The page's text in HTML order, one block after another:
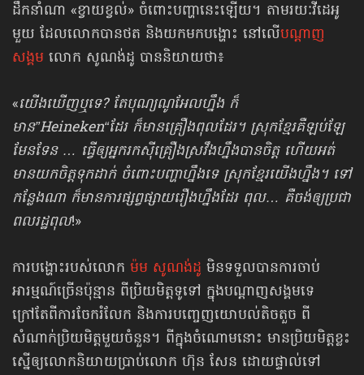
ដឹកនាំណា «ខ្វាយខ្វល់» ចំពោះបញ្ហានេះឡើយ។ តាមរយៈវីដេអូ
មួយ ដែលលោកបានថត និងយកមកបង្ហោះ នៅលើបណ្ដាញ
សង្គម លោក សូណង់ដូ បាននិយាយថា៖
«យើងឃើញឬទេ? តែបុណ្យណូអែលហ្នឹង ក៏
មាន”Heineken“ដែរ ក៏មានគ្រឿងពុលដែរ។ ស្រុកខ្មែរគឺឡប់ឡែ
មែនទែន … ធ្វើឲ្យអ្នករកស៊ីគ្រឿងស្រវឹងហ្នឹងបានចិត្ត ហើយអត់
មានយកចិត្តទុកដាក់ ចំពោះបញ្ហាហ្នឹងទេ ស្រុកខ្មែរយើងហ្នឹង។ ទៅ
កន្លែងណា ក៏មានការផ្សព្វផ្សាយរឿងហ្នឹងដែរ ពុល… គឺចង់ឲ្យប្រជា
ពលរដ្ឋពុល!»
ការបង្ហោះរបស់លោក ម៉ម សូណង់ដូ មិនទទួលបានការចាប់
អារម្មណ៍ច្រើនប៉ុន្មាន ពីប្រិយមិត្តទូទៅ ក្នុងបណ្ដាញសង្គមទេ
ក្រៅតែពីការចែករំលែក និងការបញ្ចេញយោបល់តិចតួច ពី
សំណាក់ប្រិយមិត្តមួយចំនួន។ ពីក្នុងចំណោមនោះ មានប្រិយមិត្តខ្លះ
ស្នើឲ្យលោកនិយាយប្រាប់លោក ហ៊ុន សែន ដោយផ្ទាល់ទៅ